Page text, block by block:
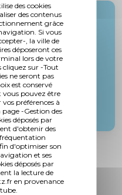
des cookies
des contenus
grâce
Si vous
, la ville de
déposeront ces
lors de votre
cliquez sur -Tout
ne seront pas
est conservé
vous pouvez être
préférences à
-Gestion des
déposés par
d'obtenir des
d'optimiser son
et ses
déposés par
la lecture de
en provenance
: